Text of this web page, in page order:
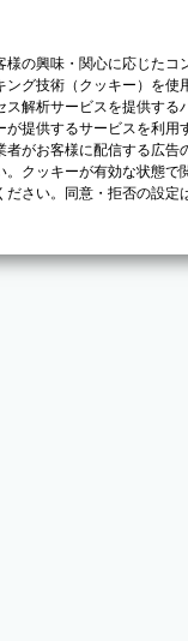
の興味・関心に応じた
グ技術（クッキー）を
解析サービスを提供す
提供するサービスを利
がお客様に配信する広
クッキーが有効な状態
さい。同意・拒否の設定